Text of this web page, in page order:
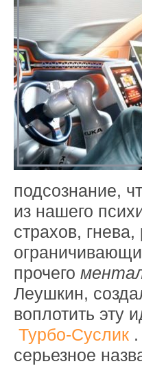
подсознание,
из нашего
страхов,
прочего
Леушкин,
воплотить эту
Турбо-Суслик
серьезное